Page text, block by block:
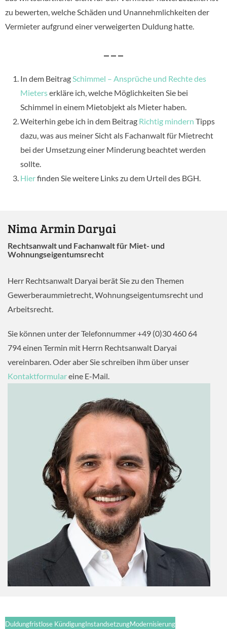
zu bewerten, welche Schäden und Unannehmlichkeiten der
Vermieter aufgrund einer verweigerten Duldung hatte.
– – –
In dem BeitragSchimmel – Ansprüche und Rechte des
Mieterserkläre ich, welche Möglichkeiten Sie bei
Schimmel in einem Mietobjekt als Mieter haben.
Weiterhin gebe ich in dem Beitrag Richtig mindern Tipps
dazu, was aus meiner Sicht als Fachanwalt für Mietrecht
bei der Umsetzung einer Minderung beachtet werden
sollte.
Hierfinden Sie weitere Links zu dem Urteil des BGH.
Nima Armin Daryai
Rechtsanwalt und Fachanwalt für Miet- und
Wohnungseigentumsrecht
Herr Rechtsanwalt Daryai berät Sie zu den Themen
Gewerberaummietrecht, Wohnungseigentumsrecht und
Arbeitsrecht.
Sie können unter der Telefonnummer +49 (0)30 460 64
794 einen Termin mit Herrn Rechtsanwalt Daryai
vereinbaren. Oder aber Sie schreiben ihm über unser
Kontaktformulareine E-Mail.
Duldungfristlose KündigungInstandsetzungModernisierung